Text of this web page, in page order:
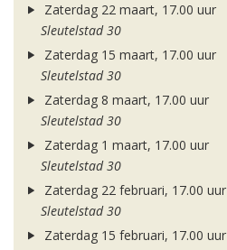
Zaterdag 22 maart, 17.00 uur
Sleutelstad 30
Zaterdag 15 maart, 17.00 uur
Sleutelstad 30
Zaterdag 8 maart, 17.00 uur
Sleutelstad 30
Zaterdag 1 maart, 17.00 uur
Sleutelstad 30
Zaterdag 22 februari, 17.00 uur
Sleutelstad 30
Zaterdag 15 februari, 17.00 uur